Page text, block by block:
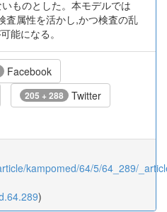
ものとした。本モデルでは
査属性を活かし,かつ検査の乱
能になる。
Facebook
205 + 288 Twitter
kampomed/64/5/64_289/
)